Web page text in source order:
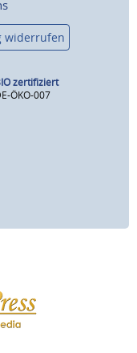
widerrufen
zertifiziert
ÖKO-007